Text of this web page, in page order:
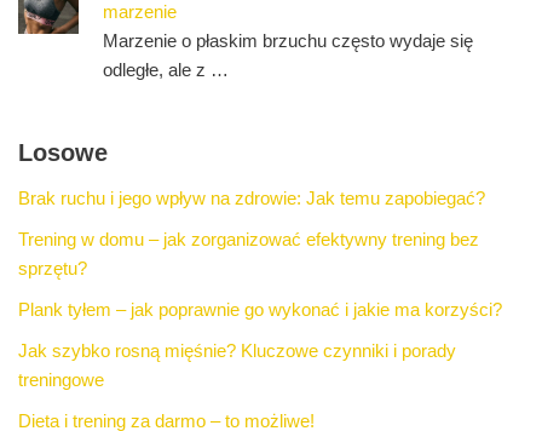
marzenie
Marzenie o płaskim brzuchu często wydaje się
odległe, ale z …
Losowe
Brak ruchu i jego wpływ na zdrowie: Jak temu zapobiegać?
Trening w domu – jak zorganizować efektywny trening bez
sprzętu?
Plank tyłem – jak poprawnie go wykonać i jakie ma korzyści?
Jak szybko rosną mięśnie? Kluczowe czynniki i porady
treningowe
Dieta i trening za darmo – to możliwe!